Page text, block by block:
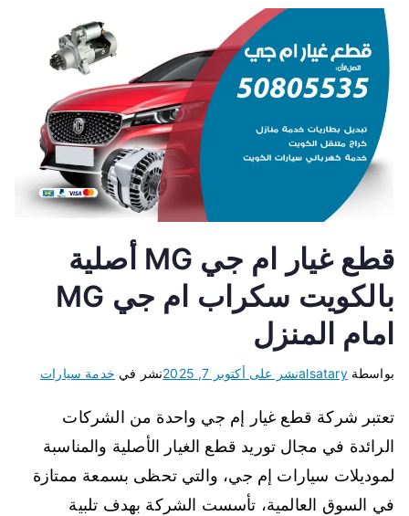
قطع غيار ام جي MG أصلية
بالكويت سكراب ام جي MG
امام المنزل
بواسطةalsataryنشر على أكتوبر 7, 2025 نشر في خدمة سيارات
تعتبر شركة قطع غيار إم جي واحدة من الشركات
الرائدة في مجال توريد قطع الغيار الأصلية والمناسبة
لموديلات سيارات إم جي، والتي تحظى بسمعة ممتازة
في السوق العالمية، تأسست الشركة بهدف تلبية